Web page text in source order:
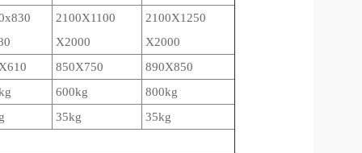
2100X1100
X2000
2100X1250
X2000
850X750
890X850
600kg
800kg
35kg 35kg